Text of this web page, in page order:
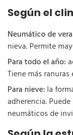
Según el
Neumático de
nieva. Permite
Para todo el año:
Tiene más
Para nieve: la
adherencia.
neumáticos de